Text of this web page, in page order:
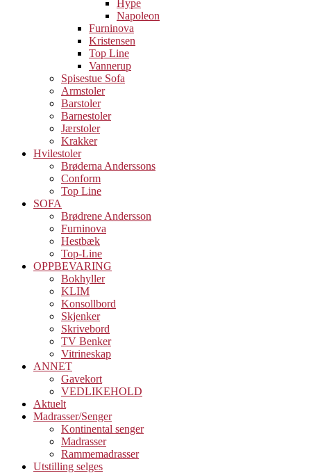
Hype
Napoleon
Furninova
Kristensen
Top Line
Vannerup
Spisestue Sofa
Armstoler
Barstoler
Barnestoler
Jærstoler
Krakker
Hvilestoler
Brøderna Anderssons
Conform
Top Line
SOFA
Brødrene Andersson
Furninova
Hestbæk
Top-Line
OPPBEVARING
Bokhyller
KLIM
Konsollbord
Skjenker
Skrivebord
TV Benker
Vitrineskap
ANNET
Gavekort
VEDLIKEHOLD
Aktuelt
Madrasser/Senger
Kontinental senger
Madrasser
Rammemadrasser
Utstilling selges